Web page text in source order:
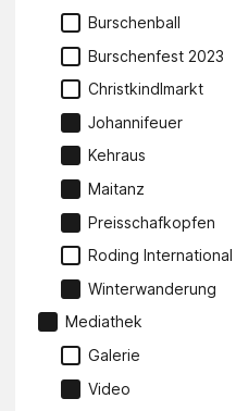
Burschenball
Burschenfest 2023
Christkindlmarkt
Johannifeuer
Kehraus
Maitanz
Preisschafkopfen
Roding International
Winterwanderung
Mediathek
Galerie
Video